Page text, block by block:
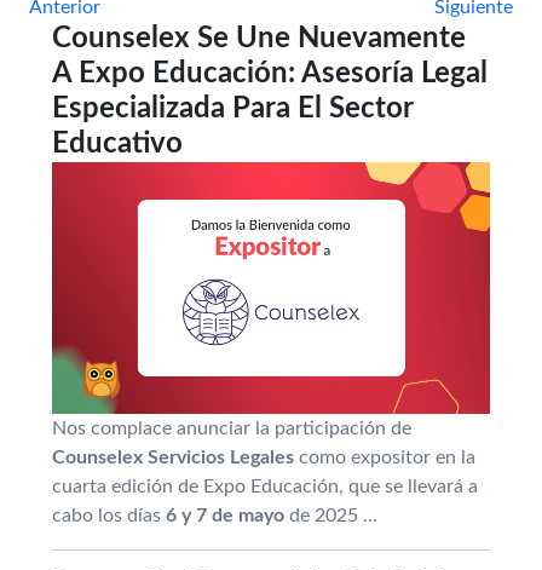
Anterior Siguiente
Counselex Se Une Nuevamente
A Expo Educación: Asesoría Legal
Especializada Para El Sector
Educativo
Nos complace anunciar la participación de
Counselex Servicios Legales como expositor en la
cuarta edición de Expo Educación, que se llevará a
cabo los días 6 y 7 de mayo de 2025 ...